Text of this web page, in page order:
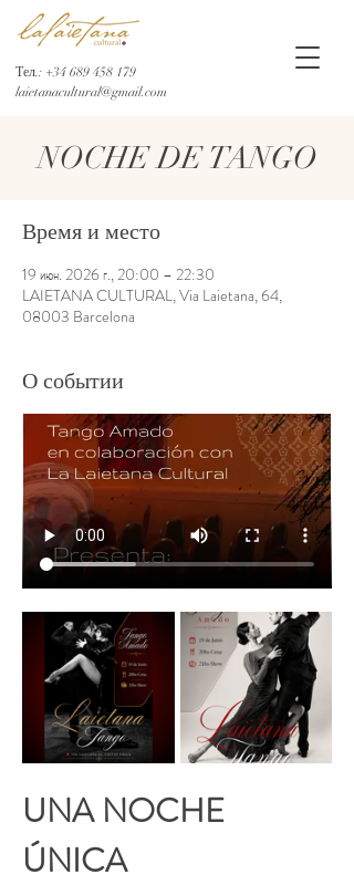
Тел.: +34 689 458 179
laietanacultural@gmail.com
NOCHE DE TANGO
Время и место
19 июн. 2026 г., 20:00 – 22:30
LAIETANA CULTURAL, Via Laietana, 64,
08003 Barcelona
О событии
UNA NOCHE
ÚNICA